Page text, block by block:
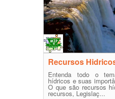
Recursos
Entenda todo o
hídricos e suas
O que são recursos
recursos, Legislaç...